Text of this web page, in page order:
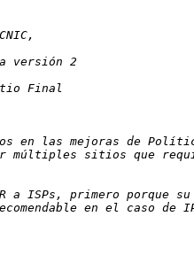
en las mejoras de
múltiples sitios que
a ISPs, primero
en el caso